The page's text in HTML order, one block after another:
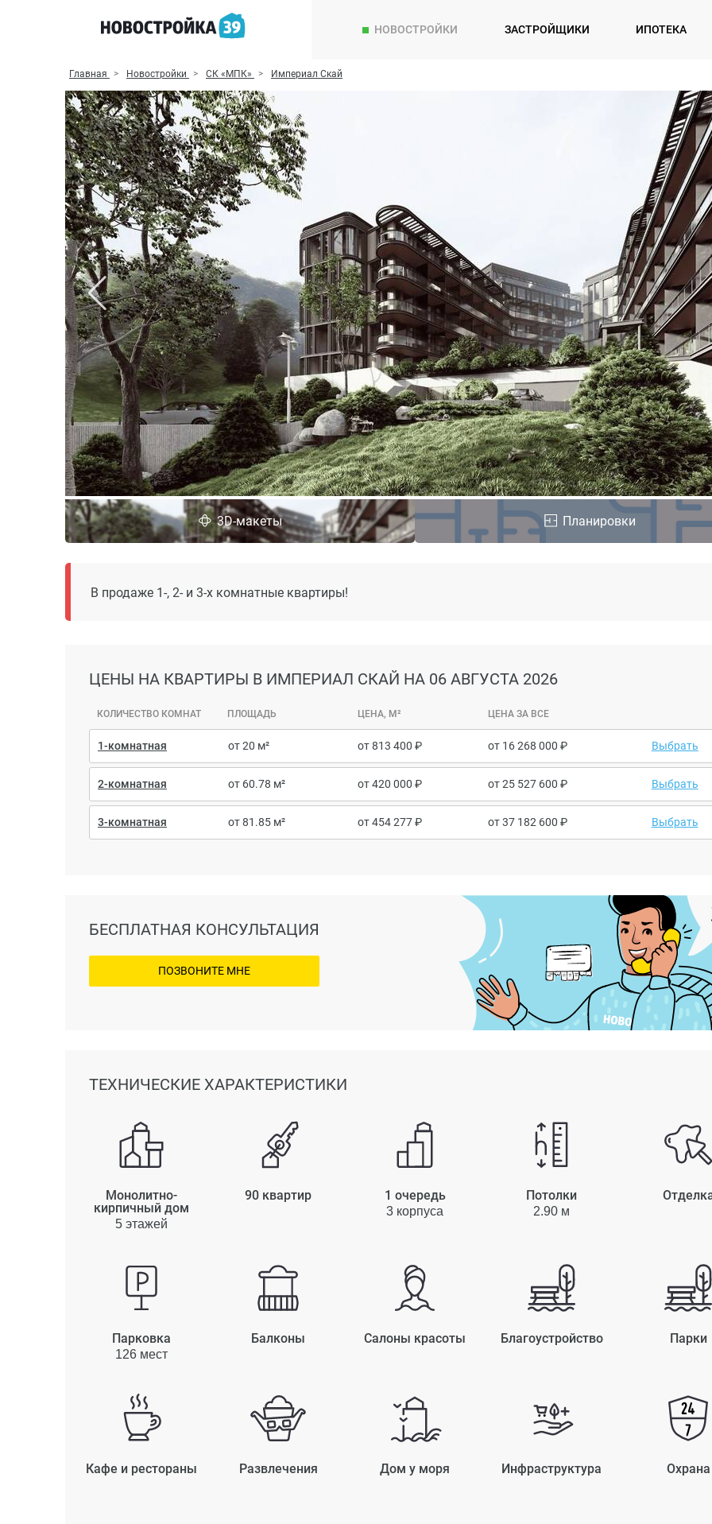
НОВОСТРОЙКИ ЗАСТРОЙЩИКИ ИПОТЕКА
Главная Новостройки СК «МПК» Империал Скай
3D-макеты Планировки
В продаже 1-, 2- и 3-х комнатные квартиры!
ЦЕНЫ НА КВАРТИРЫ В ИМПЕРИАЛ СКАЙ НА 06 АВГУСТА 2026
КОЛИЧЕСТВО КОМНАТ ПЛОЩАДЬ ЦЕНА, М² ЦЕНА ЗА ВСЕ
1-комнатная от 20 м² от813 400 от 16 268 000 Выбрать
2-комнатная от 60.78 м² от420 000 от25 527 600 Выбрать
3-комнатная от 81.85 м² от454 277 от37 182 600 Выбрать
БЕСПЛАТНАЯ КОНСУЛЬТАЦИЯ
ПОЗВОНИТЕ МНЕ
ТЕХНИЧЕСКИЕ ХАРАКТЕРИСТИКИ
Монолитно-
кирпичный дом
5 этажей
90 квартир 1 очередь
3 корпуса
Потолки
2.90 м
Парковка
126 мест
Балконы Салоны красоты Благоустройство Парки
Кафе и рестораны Развлечения Дом у моря Инфраструктура Охрана